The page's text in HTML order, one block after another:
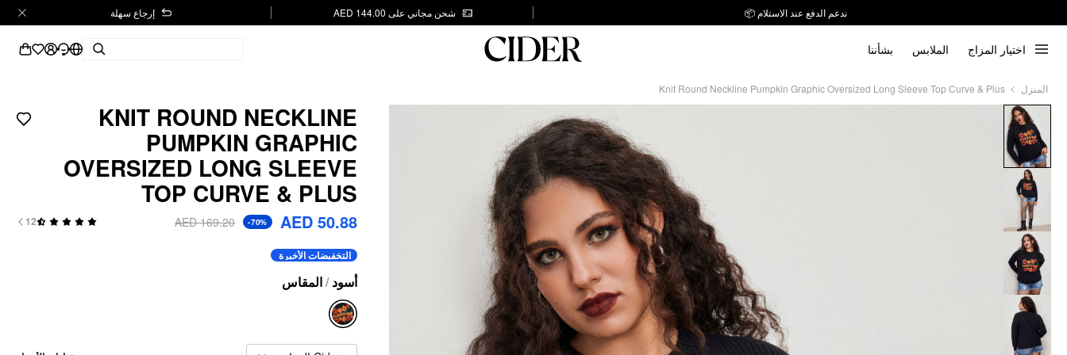
توصيل خلال 7 أيام إلى جميع دول الخليج
شحن مجاني على AED 144.00 إرجاع سهلة
اختيار المزاج الملابس بشأننا
المنزل Knit Round Neckline Pumpkin Graphic Oversized Long Sleeve Top Curve & Plus
KNIT ROUND NECKLINE
PUMPKIN GRAPHIC
OVERSIZED LONG SLEEVE
TOP CURVE & PLUS
AED 50.88
-70%
AED 169.20
12
التخفيضات الأخيرة
أسود /المقاس